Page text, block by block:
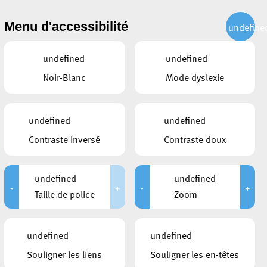
ACTUALITÉS PUBLICATIONS CONTACT
LIENS
A Colônia Luxemburguesa
Menu d'accessibilité
undefined
Noir-Blanc
undefined
Mode dyslexie
undefined
Contraste inversé
undefined
Contraste doux
-
undefined
Taille de police
+ -
undefined
Zoom
+
undefined
Souligner les liens
undefined
Souligner les en-têtes